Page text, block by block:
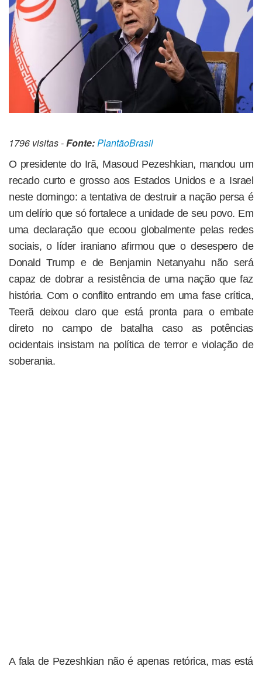
1796 visitas -Fonte:PlantãoBrasil
O presidente do Irã, Masoud Pezeshkian, mandou um
recado curto e grosso aos Estados Unidos e a Israel
neste domingo: a tentativa de destruir a nação persa é
um delírio que só fortalece a unidade de seu povo. Em
uma declaração que ecoou globalmente pelas redes
sociais, o líder iraniano afirmou que o desespero de
Donald Trump e de Benjamin Netanyahu não será
capaz de dobrar a resistência de uma nação que faz
história. Com o conflito entrando em uma fase crítica,
Teerã deixou claro que está pronta para o embate
direto no campo de batalha caso as potências
ocidentais insistam na política de terror e violação de
soberania.
A fala de Pezeshkian não é apenas retórica, mas está